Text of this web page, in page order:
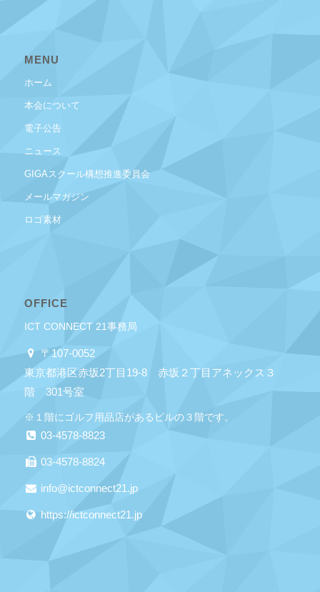
MENU
ホーム
本会について
電子公告
ニュース
GIGAスクール構想推進委員会
メールマガジン
ロゴ素材
OFFICE
ICT CONNECT 21事務局
〒107-0052
東京都港区赤坂2丁目19-8 赤坂２丁目アネックス３
階 301号室
※１階にゴルフ用品店があるビルの３階です。
03-4578-8823
03-4578-8824
info@ictconnect21.jp
https://ictconnect21.jp